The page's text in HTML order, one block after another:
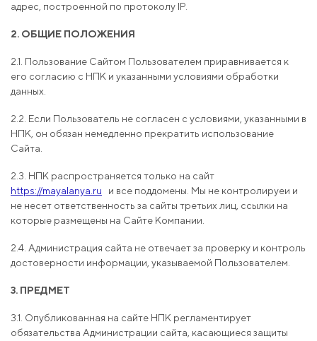
адрес, построенной по протоколу IP.
2. ОБЩИЕ ПОЛОЖЕНИЯ
2.1. Пользование Сайтом Пользователем приравнивается к
его согласию с НПК и указанными условиями обработки
данных.
2.2. Если Пользователь не согласен с условиями, указанными в
НПК, он обязан немедленно прекратить использование
Сайта.
2.3. НПК распространяется только на сайт
https://mayalanya.ru и все поддомены. Мы не контролируеи и
не несет ответственность за сайты третьих лиц, ссылки на
которые размещены на Сайте Компании.
2.4. Администрация сайта не отвечает за проверку и контроль
достоверности информации, указываемой Пользователем.
3. ПРЕДМЕТ
3.1. Опубликованная на сайте НПК регламентирует
обязательства Администрации сайта, касающиеся защиты